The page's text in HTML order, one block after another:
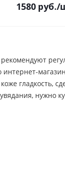
1580руб./
гладкость,
нужно